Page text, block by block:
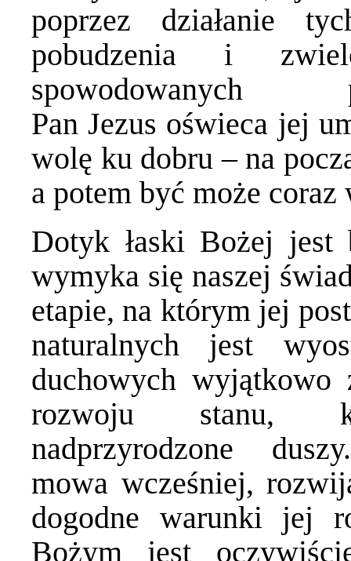
poprzez działanie
pobudzenia i
Pan Jezus oświeca jej
wolę ku dobru – na
a potem być może
Dotyk łaski Bożej jest
wymyka się naszej
etapie, na którym jej
naturalnych jest
duchowych wyjątkowo
rozwoju stanu,
nadprzyrodzone
mowa wcześniej,
dogodne warunki jej
Bożym jest